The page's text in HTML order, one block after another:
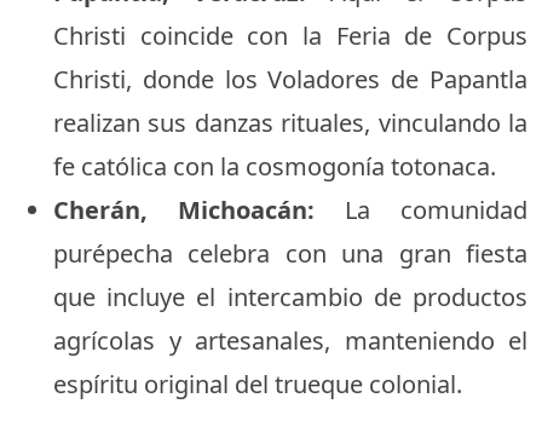
Christi coincide con la Feria de Corpus
Christi, donde los Voladores de Papantla
realizan sus danzas rituales, vinculando la
fe católica con la cosmogonía totonaca.
Cherán, Michoacán: La comunidad
purépecha celebra con una gran fiesta
que incluye el intercambio de productos
agrícolas y artesanales, manteniendo el
espíritu original del trueque colonial.